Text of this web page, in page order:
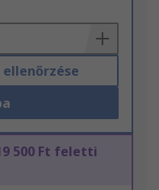
500 Ft feletti